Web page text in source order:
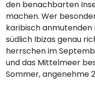
den benachbarten
machen. Wer
karibisch
südlich Ibizas genau
herrschen im
und das Mittelmeer
Sommer, angenehme